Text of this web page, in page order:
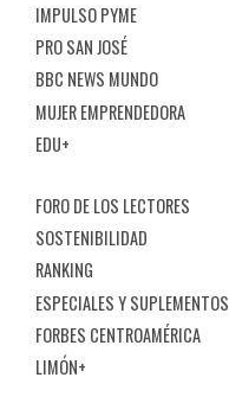
IMPULSO PYME
PRO SAN JOSÉ
BBC NEWS MUNDO
MUJER EMPRENDEDORA
EDU+
FORO DE LOS LECTORES
SOSTENIBILIDAD
RANKING
ESPECIALES Y SUPLEMENTOS
FORBES CENTROAMÉRICA
LIMÓN+